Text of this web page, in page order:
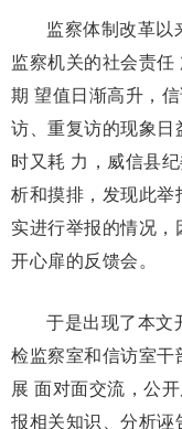
监察体制改革以
监察机关的社会责
期 望值日渐高升，
访、重复访的现象
时又耗 力，威信县
析和摸排，发现此
实进行举报的情况，
开心扉的反馈会。
于是出现了本文
检监察室和信访室
展 面对面交流，公
报相关知识、分析诬